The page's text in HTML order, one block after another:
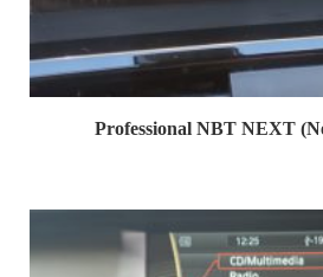
Professional NBT NEXT